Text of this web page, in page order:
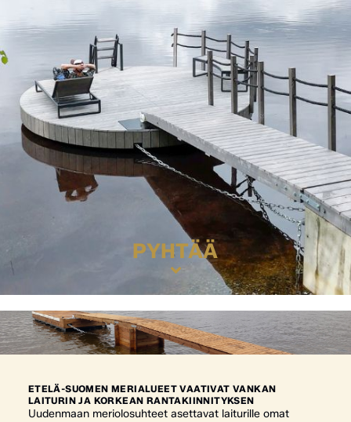
PYHTÄÄ
ETELÄ-SUOMEN MERIALUEET VAATIVAT VANKAN
LAITURIN JA KORKEAN RANTAKIINNITYKSEN
Uudenmaan meriolosuhteet asettavat laiturille omat